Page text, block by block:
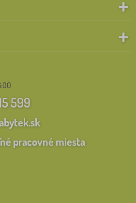
599
pracovné miesta